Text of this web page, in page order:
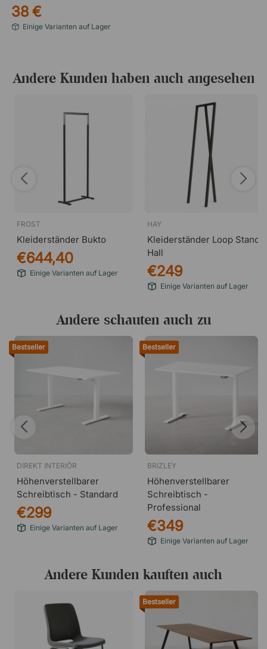
38 €
Einige Varianten auf Lager
Andere Kunden haben auch angesehen
FROST
Kleiderständer Bukto
€644,40
Einige Varianten auf Lager
HAY
Kleiderständer Loop Stand
Hall
€249
Einige Varianten auf Lager
Andere schauten auch zu
Bestseller
DIREKT INTERIÖR
Höhenverstellbarer
Schreibtisch - Standard
€299
Einige Varianten auf Lager
Bestseller
BRIZLEY
Höhenverstellbarer
Schreibtisch -
Professional
€349
Einige Varianten auf Lager
Andere Kunden kauften auch
Bestseller